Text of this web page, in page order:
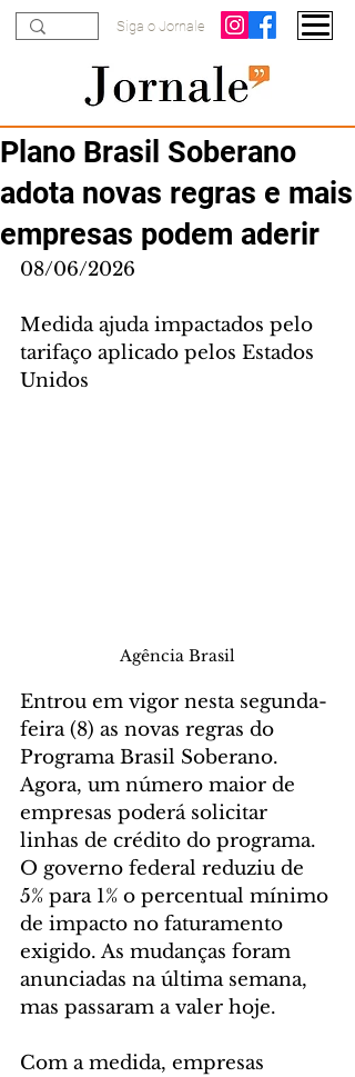
Siga o Jornale
Plano Brasil Soberano
adota novas regras e mais
empresas podem aderir
08/06/2026
Medida ajuda impactados pelo
tarifaço aplicado pelos Estados
Unidos
Agência Brasil
Entrou em vigor nesta segunda-
feira (8) as novas regras do
Programa Brasil Soberano.
Agora, um número maior de
empresas poderá solicitar
linhas de crédito do programa.
O governo federal reduziu de
5% para 1% o percentual mínimo
de impacto no faturamento
exigido. As mudanças foram
anunciadas na última semana,
mas passaram a valer hoje.
Com a medida, empresas